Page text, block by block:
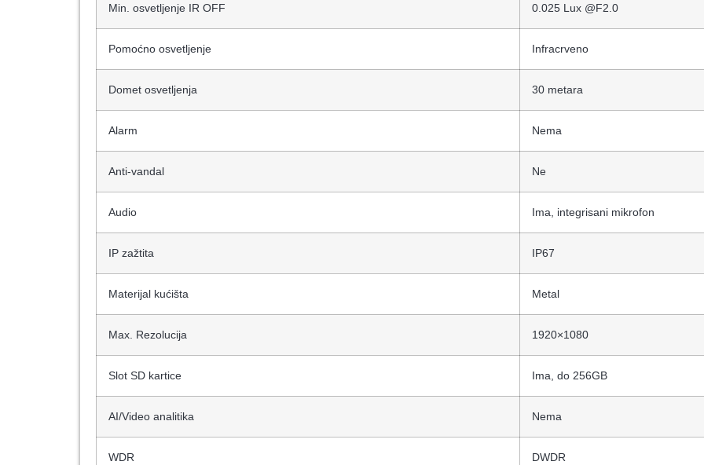
Min. osvetljenje IR OFF 0.025 Lux @F2.0
Pomoćno osvetljenje Infracrveno
Domet osvetljenja 30 metara
Alarm Nema
Anti-vandal Ne
Audio Ima, integrisani mikrofon
IP zažtita IP67
Materijal kućišta Metal
Max. Rezolucija 1920×1080
Slot SD kartice Ima, do 256GB
AI/Video analitika Nema
WDR DWDR